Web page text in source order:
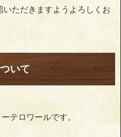
ただきますようよろしくお
いて
テロワールです。